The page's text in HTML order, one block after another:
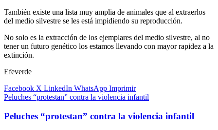
También existe una lista muy amplia de animales que al extraerlos
del medio silvestre se les está impidiendo su reproducción.
No solo es la extracción de los ejemplares del medio silvestre, al no
tener un futuro genético los estamos llevando con mayor rapidez a la
extinción.
Efeverde
Facebook X LinkedIn WhatsApp Imprimir
Peluches “protestan” contra la violencia infantil
Peluches “protestan” contra la violencia infantil